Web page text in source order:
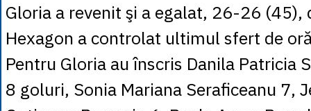
Gloria a revenit şi a egalat, 26-26 (45),
Hexagon a controlat ultimul sfert de
Pentru Gloria au înscris Danila Patricia
8 goluri, Sonia Mariana Seraficeanu 7,